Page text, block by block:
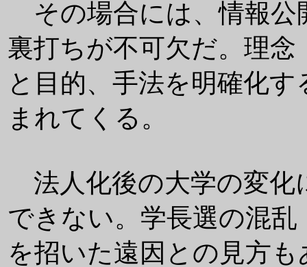
その場合には、情報公
裏打ちが不可欠だ。理念
と目的、手法を明確化
まれてくる。
法人化後の大学の変化
できない。学長選の混乱
を招いた遠因との見方も